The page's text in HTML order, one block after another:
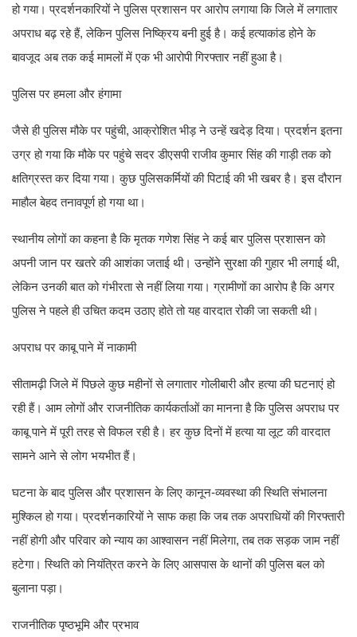
हो गया। प्रदर्शनकारियों ने पुलिस प्रशासन पर आरोप लगाया कि जिले में लगातार
अपराध बढ़ रहे हैं, लेकिन पुलिस निष्क्रिय बनी हुई है। कई हत्याकांड होने के
बावजूद अब तक कई मामलों में एक भी आरोपी गिरफ्तार नहीं हुआ है।
पुलिस पर हमला और हंगामा
जैसे ही पुलिस मौके पर पहुंची, आक्रोशित भीड़ ने उन्हें खदेड़ दिया। प्रदर्शन इतना
उग्र हो गया कि मौके पर पहुंचे सदर डीएसपी राजीव कुमार सिंह की गाड़ी तक को
क्षतिग्रस्त कर दिया गया। कुछ पुलिसकर्मियों की पिटाई की भी खबर है। इस दौरान
माहौल बेहद तनावपूर्ण हो गया था।
स्थानीय लोगों का कहना है कि मृतक गणेश सिंह ने कई बार पुलिस प्रशासन को
अपनी जान पर खतरे की आशंका जताई थी। उन्होंने सुरक्षा की गुहार भी लगाई थी,
लेकिन उनकी बात को गंभीरता से नहीं लिया गया। ग्रामीणों का आरोप है कि अगर
पुलिस ने पहले ही उचित कदम उठाए होते तो यह वारदात रोकी जा सकती थी।
अपराध पर काबू पाने में नाकामी
सीतामढ़ी जिले में पिछले कुछ महीनों से लगातार गोलीबारी और हत्या की घटनाएं हो
रही हैं। आम लोगों और राजनीतिक कार्यकर्ताओं का मानना है कि पुलिस अपराध पर
काबू पाने में पूरी तरह से विफल रही है। हर कुछ दिनों में हत्या या लूट की वारदात
सामने आने से लोग भयभीत हैं।
घटना के बाद पुलिस और प्रशासन के लिए कानून-व्यवस्था की स्थिति संभालना
मुश्किल हो गया। प्रदर्शनकारियों ने साफ कहा कि जब तक अपराधियों की गिरफ्तारी
नहीं होगी और परिवार को न्याय का आश्वासन नहीं मिलेगा, तब तक सड़क जाम नहीं
हटेगा। स्थिति को नियंत्रित करने के लिए आसपास के थानों की पुलिस बल को
बुलाना पड़ा।
राजनीतिक पृष्ठभूमि और प्रभाव